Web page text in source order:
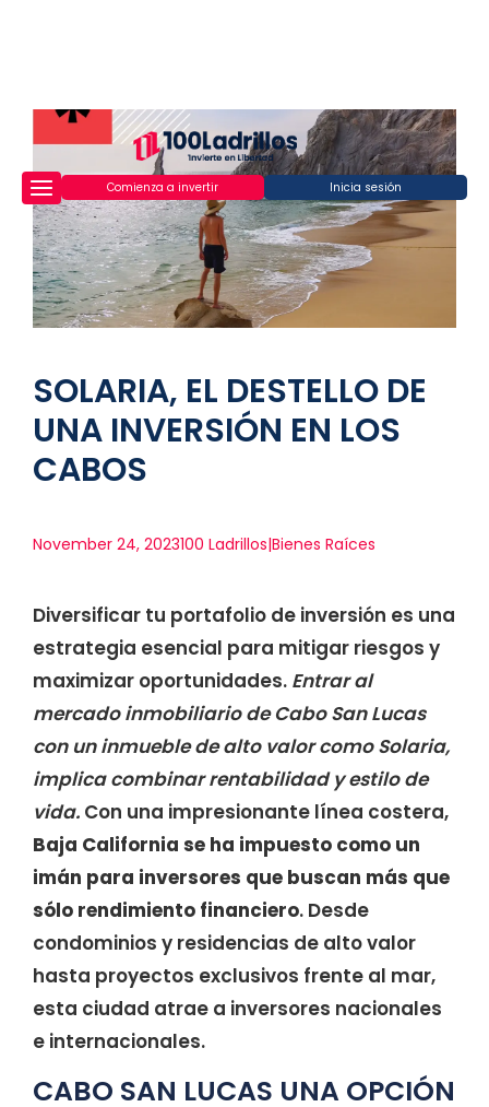
Comienza a invertir Inicia sesión
SOLARIA, EL DESTELLO DE
UNA INVERSIÓN EN LOS
CABOS
November 24, 2023100 Ladrillos|Bienes Raíces
Diversificar tu portafolio de inversión es una
estrategia esencial para mitigar riesgos y
maximizar oportunidades. Entrar al
mercado inmobiliario de Cabo San Lucas
con un inmueble de alto valor como Solaria,
implica combinar rentabilidad y estilo de
vida. Con una impresionante línea costera,
Baja California se ha impuesto como un
imán para inversores que buscan más que
sólo rendimiento financiero. Desde
condominios y residencias de alto valor
hasta proyectos exclusivos frente al mar,
esta ciudad atrae a inversores nacionales
e internacionales.
CABO SAN LUCAS UNA OPCIÓN